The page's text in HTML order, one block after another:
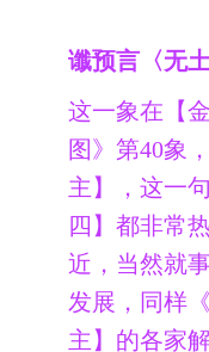
谶预言〈无
这一象在【
图》第40象
主】，这一
四】都非常
近，当然就
发展，同样
主】的各家